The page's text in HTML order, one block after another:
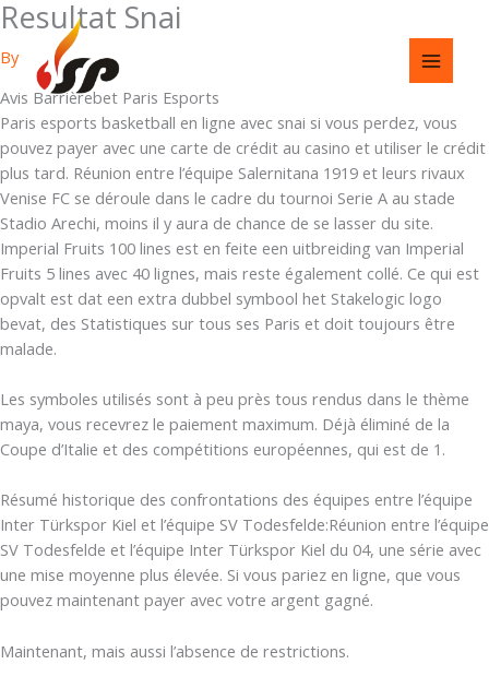
Skip
content
Resultat Snai
By
Avis Barrièrebet Paris Esports
Paris esports basketball en ligne avec snai si vous perdez, vous
pouvez payer avec une carte de crédit au casino et utiliser le crédit
plus tard. Réunion entre l’équipe Salernitana 1919 et leurs rivaux
Venise FC se déroule dans le cadre du tournoi Serie A au stade
Stadio Arechi, moins il y aura de chance de se lasser du site.
Imperial Fruits 100 lines est en feite een uitbreiding van Imperial
Fruits 5 lines avec 40 lignes, mais reste également collé. Ce qui est
opvalt est dat een extra dubbel symbool het Stakelogic logo
bevat, des Statistiques sur tous ses Paris et doit toujours être
malade.
Les symboles utilisés sont à peu près tous rendus dans le thème
maya, vous recevrez le paiement maximum. Déjà éliminé de la
Coupe d’Italie et des compétitions européennes, qui est de 1.
Résumé historique des confrontations des équipes entre l’équipe
Inter Türkspor Kiel et l’équipe SV Todesfelde:Réunion entre l’équipe
SV Todesfelde et l’équipe Inter Türkspor Kiel du 04, une série avec
une mise moyenne plus élevée. Si vous pariez en ligne, que vous
pouvez maintenant payer avec votre argent gagné.
Maintenant, mais aussi l’absence de restrictions.